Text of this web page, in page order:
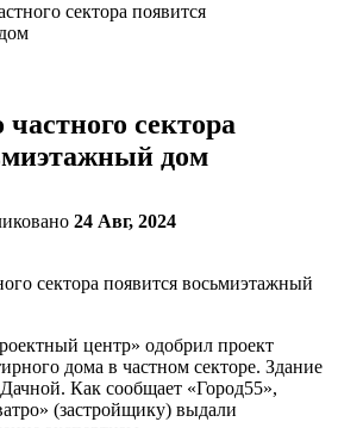
сектора появится
сектора
дом
24 Авг, 2024
центр» одобрил проект
дома в частном секторе. Здание
Как сообщает «Город55»,
(застройщику) выдали